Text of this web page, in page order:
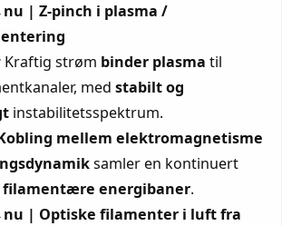
| Z-pinch i plasma /
Kraftig strøm binder plasma til
medstabilt og
instabilitetsspektrum.
mellem elektromagnetisme
samler en kontinuert
filamentære energibaner.
| Optiske filamenter i luft fra